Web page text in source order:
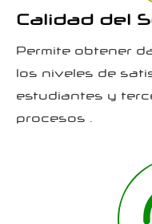
Calidad del
Permite obtener
los niveles de
estudiantes y
procesos .